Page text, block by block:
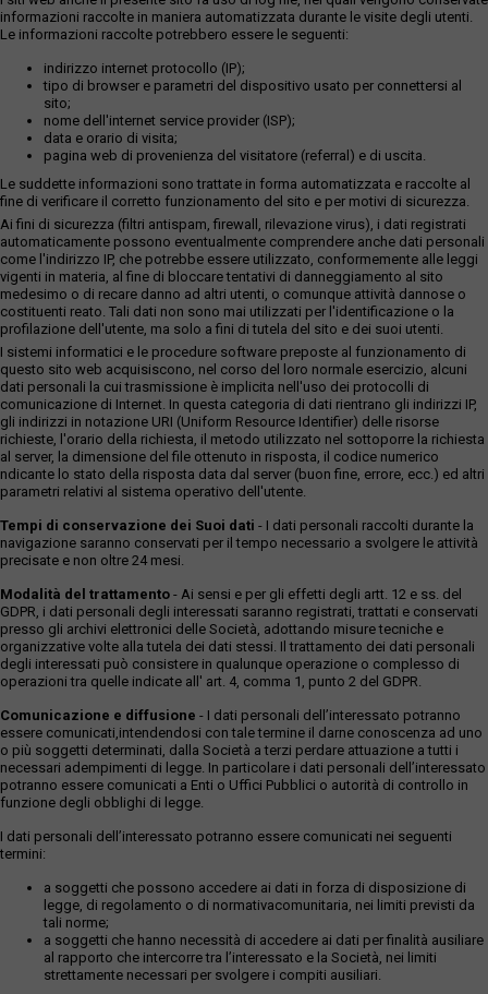
informazioni raccolte in maniera automatizzata durante le visite degli utenti.
Le informazioni raccolte potrebbero essere le seguenti:
indirizzo internet protocollo (IP);
tipo di browser e parametri del dispositivo usato per connettersi al
sito;
nome dell'internet service provider (ISP);
data e orario di visita;
pagina web di provenienza del visitatore (referral) e di uscita.
Le suddette informazioni sono trattate in forma automatizzata e raccolte al
fine di verificare il corretto funzionamento del sito e per motivi di sicurezza.
Ai fini di sicurezza (filtri antispam, firewall, rilevazione virus), i dati registrati
automaticamente possono eventualmente comprendere anche dati personali
come l'indirizzo IP, che potrebbe essere utilizzato, conformemente alle leggi
vigenti in materia, al fine di bloccare tentativi di danneggiamento al sito
medesimo o di recare danno ad altri utenti, o comunque attività dannose o
costituenti reato. Tali dati non sono mai utilizzati per l'identificazione o la
profilazione dell'utente, ma solo a fini di tutela del sito e dei suoi utenti.
I sistemi informatici e le procedure software preposte al funzionamento di
questo sito web acquisiscono, nel corso del loro normale esercizio, alcuni
dati personali la cui trasmissione è implicita nell'uso dei protocolli di
comunicazione di Internet. In questa categoria di dati rientrano gli indirizzi IP,
gli indirizzi in notazione URI (Uniform Resource Identifier) delle risorse
richieste, l'orario della richiesta, il metodo utilizzato nel sottoporre la richiesta
al server, la dimensione del file ottenuto in risposta, il codice numerico
ndicante lo stato della risposta data dal server (buon fine, errore, ecc.) ed altri
parametri relativi al sistema operativo dell'utente.
Tempi di conservazione dei Suoi dati - I dati personali raccolti durante la
navigazione saranno conservati per il tempo necessario a svolgere le attività
precisate e non oltre 24 mesi.
Modalità del trattamento - Ai sensi e per gli effetti degli artt. 12 e ss. del
GDPR, i dati personali degli interessati saranno registrati, trattati e conservati
presso gli archivi elettronici delle Società, adottando misure tecniche e
organizzative volte alla tutela dei dati stessi. Il trattamento dei dati personali
degli interessati può consistere in qualunque operazione o complesso di
operazioni tra quelle indicate all' art. 4, comma 1, punto 2 del GDPR.
Comunicazione e diffusione - I dati personali dell’interessato potranno
essere comunicati,intendendosi con tale termine il darne conoscenza ad uno
o più soggetti determinati, dalla Società a terzi perdare attuazione a tutti i
necessari adempimenti di legge. In particolare i dati personali dell’interessato
potranno essere comunicati a Enti o Uffici Pubblici o autorità di controllo in
funzione degli obblighi di legge.
I dati personali dell’interessato potranno essere comunicati nei seguenti
termini:
a soggetti che possono accedere ai dati in forza di disposizione di
legge, di regolamento o di normativacomunitaria, nei limiti previsti da
tali norme;
a soggetti che hanno necessità di accedere ai dati per finalità ausiliare
al rapporto che intercorre tra l’interessato e la Società, nei limiti
strettamente necessari per svolgere i compiti ausiliari.